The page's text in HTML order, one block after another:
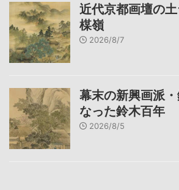
近代京都画壇の
楳嶺
2026/8/7
幕末の新興画派
なった鈴木百年
2026/8/5